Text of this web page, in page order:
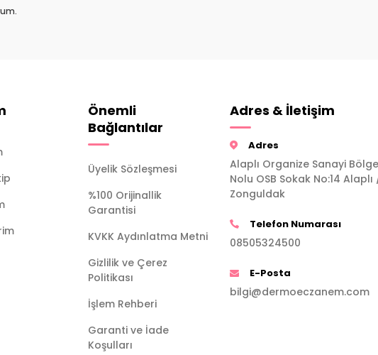
Önemli
Bağlantılar
Üyelik Sözleşmesi
%100 Orijinallik
Garantisi
KVKK Aydınlatma Metni
Gizlilik ve Çerez
Politikası
İşlem Rehberi
Garanti ve İade
Koşulları
Adres & İletişim
Adres
Alaplı Organize Sanayi
Nolu OSB Sokak No:14 Alaplı
Zonguldak
Telefon Numarası
08505324500
E-Posta
bilgi@dermoeczanem.com